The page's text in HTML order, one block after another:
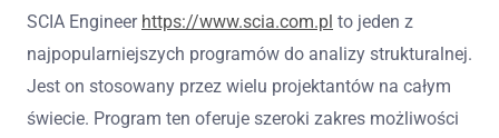
SCIA Engineer https://www.scia.com.pl to jeden z
najpopularniejszych programów do analizy strukturalnej.
Jest on stosowany przez wielu projektantów na całym
świecie. Program ten oferuje szeroki zakres możliwości